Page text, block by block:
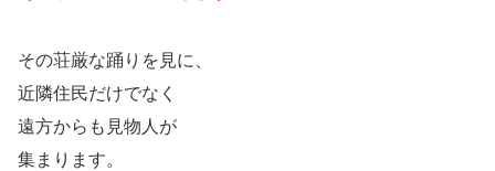
その荘厳な踊りを見に、
近隣住民だけでなく
遠方からも見物人が
集まります。